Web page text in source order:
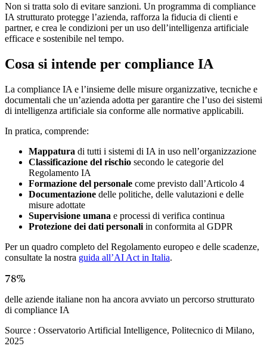
Non si tratta solo di evitare sanzioni. Un programma di compliance
IA strutturato protegge l’azienda, rafforza la fiducia di clienti e
partner, e crea le condizioni per un uso dell’intelligenza artificiale
efficace e sostenibile nel tempo.
Cosa si intende per compliance IA
La compliance IA e l’insieme delle misure organizzative, tecniche e
documentali che un’azienda adotta per garantire che l’uso dei sistemi
di intelligenza artificiale sia conforme alle normative applicabili.
In pratica, comprende:
Mappatura di tutti i sistemi di IA in uso nell’organizzazione
Classificazione del rischio secondo le categorie del
Regolamento IA
Formazione del personale come previsto dall’Articolo 4
Documentazione delle politiche, delle valutazioni e delle
misure adottate
Supervisione umana e processi di verifica continua
Protezione dei dati personali in conformita al GDPR
Per un quadro completo del Regolamento europeo e delle scadenze,
consultate la nostra guida all’AI Act in Italia.
78%
delle aziende italiane non ha ancora avviato un percorso strutturato
di compliance IA
Source : Osservatorio Artificial Intelligence, Politecnico di Milano,
2025